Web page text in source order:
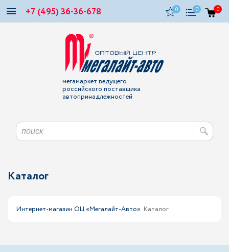
+7 (495) 36-36-678 0 0 0
мегамаркет ведущего
российского поставщика
автопринадлежностей
Каталог
Интернет-магазин ОЦ «Мегалайт-Авто» Каталог